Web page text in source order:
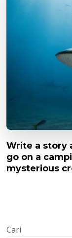
Write a story
go on a
mysterious
Cari